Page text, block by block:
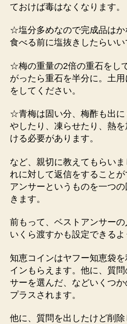
ておけば毒はなくなります。
☆塩分多めなので完成品は
食べる前に塩抜きしたらいい
☆梅の重量の2倍の重石をし
がったら重石を半分に。土
をしてください。
☆青梅は固い分、梅酢も出に
やしたり、凍らせたり、熱
ける必要があります。
など、親切に教えてもらい
れに対して返信をすること
アンサーというものを一つ
きます。
前もって、ベストアンサー
いくら渡すかも設定できるよ
知恵コインはヤフー知恵袋
インもらえます。他に、質
サーを選んだ、などいくつ
プラスされます。
他に、質問を出したけど削